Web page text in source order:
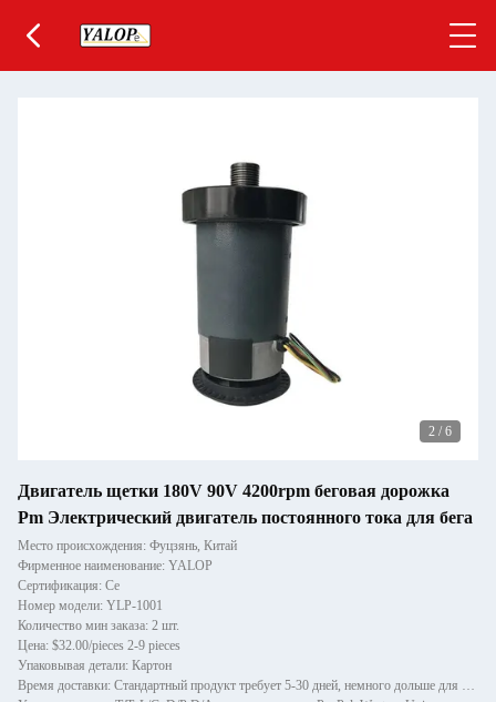
2 / 6
Двигатель щетки 180V 90V 4200rpm беговая дорожка
Pm Электрический двигатель постоянного тока для бега
Место происхождения: Фуцзянь, Китай
Фирменное наименование: YALOP
Сертификация: Ce
Номер модели: YLP-1001
Количество мин заказа: 2 шт.
Цена: $32.00/pieces 2-9 pieces
Упаковывая детали: Картон
Время доставки: Стандартный продукт требует 5-30 дней, немного дольше для индивидуальных продуктов.